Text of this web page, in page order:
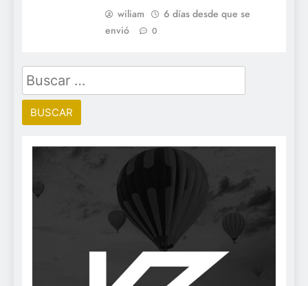
wiliam
6 días desde que se
envió
0
Buscar: